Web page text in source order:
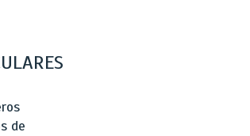
de